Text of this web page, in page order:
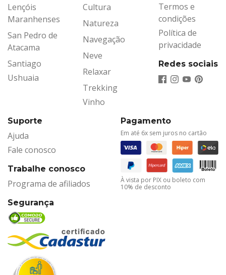
Lençóis
Maranhenses
San Pedro de
Atacama
Santiago
Ushuaia
Cultura
Natureza
Navegação
Neve
Relaxar
Trekking
Vinho
Termos e
condições
Política de
privacidade
Redes sociais
Suporte
Ajuda
Fale conosco
Trabalhe conosco
Programa de afiliados
Segurança
Pagamento
Em até 6x sem juros no cartão
À vista por PIX ou boleto com
10% de desconto